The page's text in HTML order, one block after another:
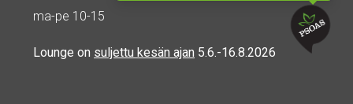
ma-pe 10-15
Lounge on suljettu kesän ajan 5.6.-16.8.2026